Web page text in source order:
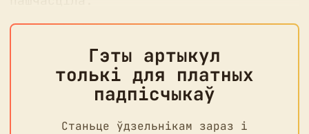
Гэты артыкул
толькі для платных
падпісчыкаў
Станьце ўдзельнікам зараз і